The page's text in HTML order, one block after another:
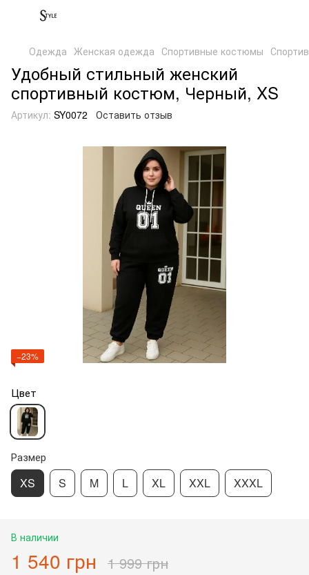
Одежда Женская одежда Спортивные костюмы
Удобный стильный женский
спортивный костюм, Черный, XS
Артикул: SY0072 Оставить отзыв
−23%
Цвет
Размер
XS S M L XL XXL XXXL
В наличии
1 540 грн 1 999 грн